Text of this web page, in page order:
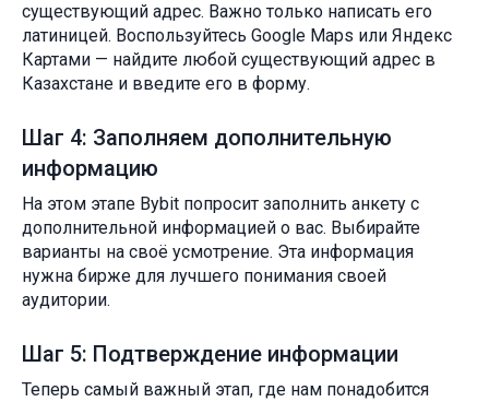
существующий адрес. Важно только написать его
латиницей. Воспользуйтесь Google Maps или Яндекс
Картами — найдите любой существующий адрес в
Казахстане и введите его в форму.
Шаг 4: Заполняем дополнительную
информацию
На этом этапе Bybit попросит заполнить анкету с
дополнительной информацией о вас. Выбирайте
варианты на своё усмотрение. Эта информация
нужна бирже для лучшего понимания своей
аудитории.
Шаг 5: Подтверждение информации
Теперь самый важный этап, где нам понадобится